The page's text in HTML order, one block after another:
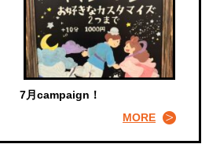
7月campaign！
MORE